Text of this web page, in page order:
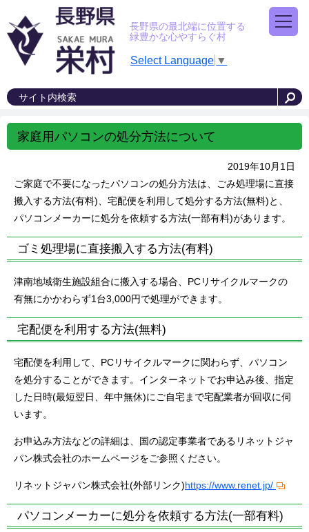
長野県の最北端に位置する
緑豊かな心やすらぐ村
Select Language ▼
家庭用パソコンの処分方法について
2019年10月1日
ご家庭で不要になったパソコンの処分方法は、ごみ処理場に直接
搬入する方法(有料)、宅配便を利用して処分する方法(無料)と、
パソコンメーカーに処分を依頼する方法(一部有料)があります。
ゴミ処理場に直接搬入する方法(有料)
津南地域衛生施設組合に搬入する場合、PCリサイクルマークの
有無にかかわらず1台3,000円で処理ができます。
宅配便を利用する方法(無料)
宅配便を利用して、PCリサイクルマークに関わらず、パソコン
を処分することができます。インターネットでお申込み後、指定
した日時(最短翌日、年中無休)にご自宅まで宅配業者が回収に伺
います。
お申込み方法などの詳細は、国の認定事業者であるリネットジャ
パン株式会社のホームページをご参照ください。
リネットジャパン株式会社(外部リンク)https://www.renet.jp/
パソコンメーカーに処分を依頼する方法(一部有料)